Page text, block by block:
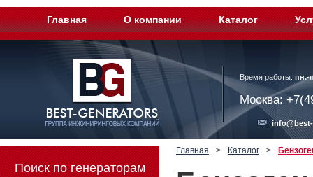
Главная О компании Каталог
Время работы: пн.-
Москва:
Поиск по генераторам
Главная > Каталог >